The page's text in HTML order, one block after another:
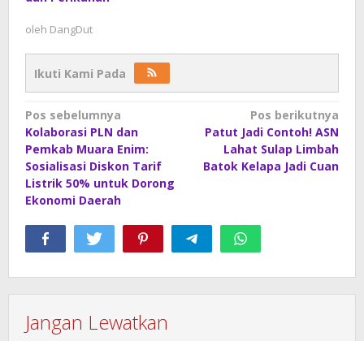
oleh DangDut
Ikuti Kami Pada
Navigasi
pos
Pos sebelumnya
Kolaborasi PLN dan
Pemkab Muara Enim:
Sosialisasi Diskon Tarif
Listrik 50% untuk Dorong
Ekonomi Daerah
Pos berikutnya
Patut Jadi Contoh! ASN
Lahat Sulap Limbah
Batok Kelapa Jadi Cuan
Jangan Lewatkan